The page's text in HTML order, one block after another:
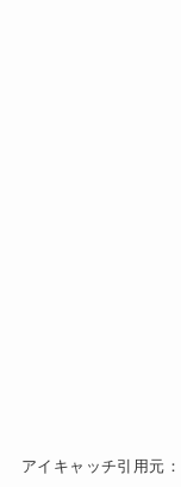
アイキャッチ引用元：